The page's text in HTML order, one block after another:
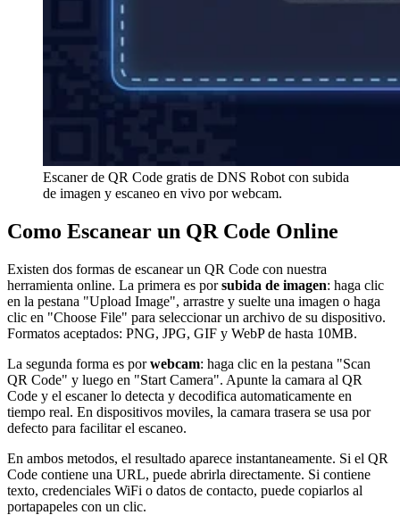
Escaner de QR Code gratis de DNS Robot con subida
de imagen y escaneo en vivo por webcam.
Como Escanear un QR Code Online
Existen dos formas de escanear un QR Code con nuestra
herramienta online. La primera es porsubida de imagen: haga clic
en la pestana "Upload Image", arrastre y suelte una imagen o haga
clic en "Choose File" para seleccionar un archivo de su dispositivo.
Formatos aceptados: PNG, JPG, GIF y WebP de hasta 10MB.
La segunda forma es porwebcam: haga clic en la pestana "Scan
QR Code" y luego en "Start Camera". Apunte la camara al QR
Code y el escaner lo detecta y decodifica automaticamente en
tiempo real. En dispositivos moviles, la camara trasera se usa por
defecto para facilitar el escaneo.
En ambos metodos, el resultado aparece instantaneamente. Si el QR
Code contiene una URL, puede abrirla directamente. Si contiene
texto, credenciales WiFi o datos de contacto, puede copiarlos al
portapapeles con un clic.